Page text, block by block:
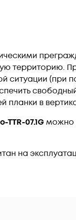
территорию.
(при
планки в
TTR-07.1Gможно
на